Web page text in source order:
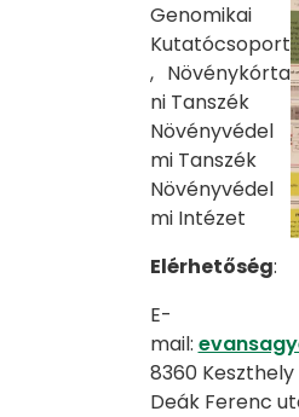
Genomikai
Kutatócsoport
, Növénykórta
ni Tanszék
Növényvédel
mi Tanszék
Növényvédel
mi Intézet
Elérhetőség:
E-
mail:
8360 Keszthely
Deák Ferenc